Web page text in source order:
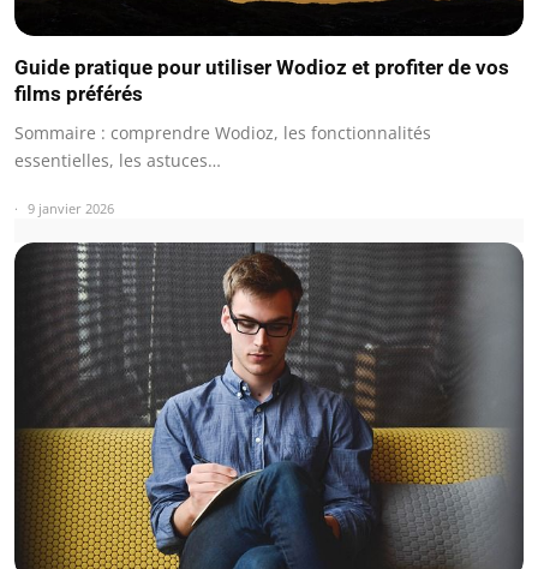
Guide pratique pour utiliser Wodioz et profiter de vos
films préférés
Sommaire : comprendre Wodioz, les fonctionnalités
essentielles, les astuces…
9 janvier 2026